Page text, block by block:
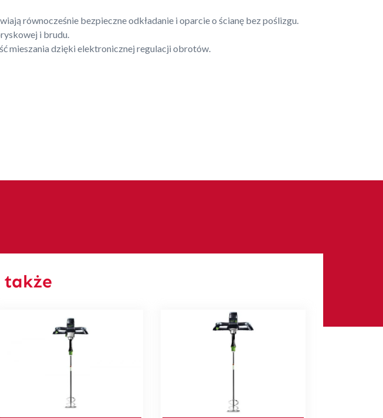
równocześnie bezpieczne odkładanie i oparcie o ścianę bez poślizgu.
i brudu.
mieszania dzięki elektronicznej regulacji obrotów.
także